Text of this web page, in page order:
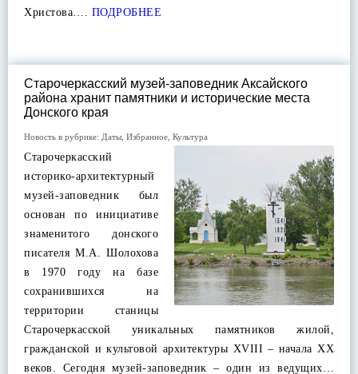
Христова…. ПОДРОБНЕЕ
Старочеркасский музей-заповедник Аксайского
района хранит памятники и исторические места
Донского края
Новость в рубрике: Даты Избранное Культура
Старочеркасский
историко-архитектурный
музей-заповедник был
основан по инициативе
знаменитого донского
писателя М.А. Шолохова
в 1970 году на базе
сохранившихся на
территории станицы
Старочеркасской уникальных памятников жилой,
гражданской и культовой архитектуры XVIII – начала XX
веков. Сегодня музей-заповедник – один из ведущих…